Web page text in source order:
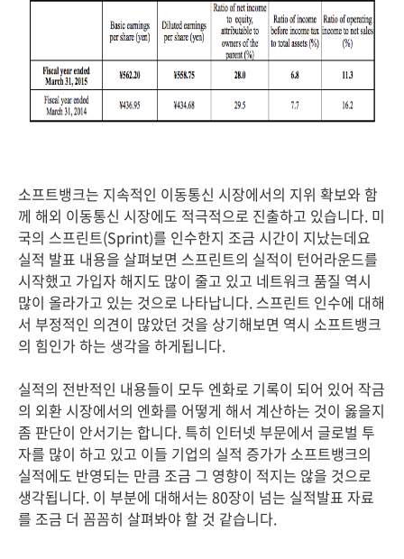
소프트뱅크는 지속적인 이동통신 시장에서의 지위 확보와 함
께 해외 이동통신 시장에도 적극적으로 진출하고 있습니다. 미
국의 스프린트(Sprint)를 인수한지 조금 시간이 지났는데요
실적 발표 내용을 살펴보면 스프린트의 실적이 턴어라운드를
시작했고 가입자 해지도 많이 줄고 있고 네트워크 품질 역시
많이 올라가고 있는 것으로 나타납니다. 스프린트 인수에 대해
서 부정적인 의견이 많았던 것을 상기해보면 역시 소프트뱅크
의 힘인가 하는 생각을 하게됩니다.
실적의 전반적인 내용들이 모두 엔화로 기록이 되어 있어 작금
의 외환 시장에서의 엔화를 어떻게 해서 계산하는 것이 옳을지
좀 판단이 안서기는 합니다. 특히 인터넷 부문에서 글로벌 투
자를 많이 하고 있고 이들 기업의 실적 증가가 소프트뱅크의
실적에도 반영되는 만큼 조금 그 영향이 적지는 않을 것으로
생각됩니다. 이 부분에 대해서는 80장이 넘는 실적발표 자료
를 조금 더 꼼꼼히 살펴봐야 할 것 같습니다.